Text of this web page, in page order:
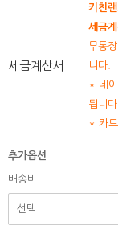
세금계산서
키친
세금
무통
니다.
* 네이
됩니다.
* 카드
추가옵션
배송비